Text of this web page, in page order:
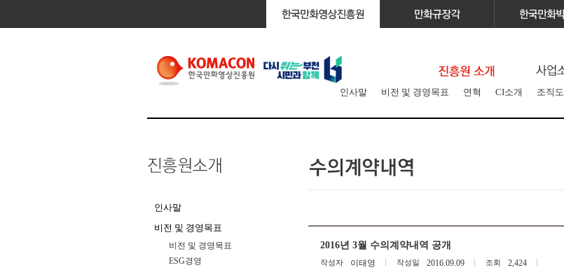
인사말 비전 및 경영목표 연혁 CI소개 조직도
인사말
비전 및 경영목표
비전 및 경영목표
ESG경영
2016년 3월 수의계약내역 공개
작성자 이태영 작성일 2016.09.09 조회 2,424